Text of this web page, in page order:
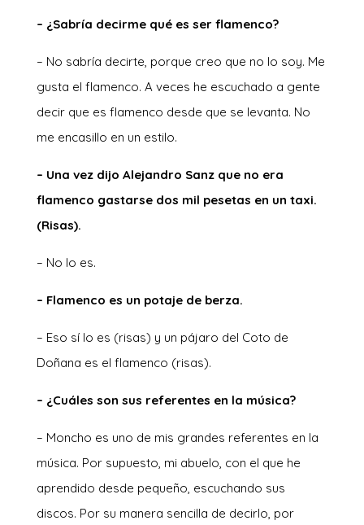
– ¿Sabría decirme qué es ser flamenco?
– No sabría decirte, porque creo que no lo soy. Me
gusta el flamenco. A veces he escuchado a gente
decir que es flamenco desde que se levanta. No
me encasillo en un estilo.
– Una vez dijo Alejandro Sanz que no era
flamenco gastarse dos mil pesetas en un taxi.
(Risas).
– No lo es.
– Flamenco es un potaje de berza.
– Eso sí lo es (risas) y un pájaro del Coto de
Doñana es el flamenco (risas).
– ¿Cuáles son sus referentes en la música?
– Moncho es uno de mis grandes referentes en la
música. Por supuesto, mi abuelo, con el que he
aprendido desde pequeño, escuchando sus
discos. Por su manera sencilla de decirlo, por